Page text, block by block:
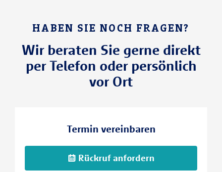
HABEN SIE NOCH FRAGEN?
Wir beraten Sie gerne direkt
per Telefon oder persönlich
vor Ort
Termin vereinbaren
Rückruf anfordern